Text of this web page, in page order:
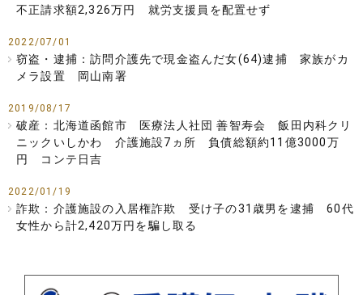
不正請求額2,326万円 就労支援員を配置せず
2022/07/01
窃盗・逮捕：訪問介護先で現金盗んだ女(64)逮捕 家族がカ
メラ設置 岡山南署
2019/08/17
破産：北海道函館市 医療法人社団 善智寿会 飯田内科クリ
ニックいしかわ 介護施設7ヵ所 負債総額約11億3000万
円 コンテ日吉
2022/01/19
詐欺：介護施設の入居権詐欺 受け子の31歳男を逮捕 60代
女性から計2,420万円を騙し取る